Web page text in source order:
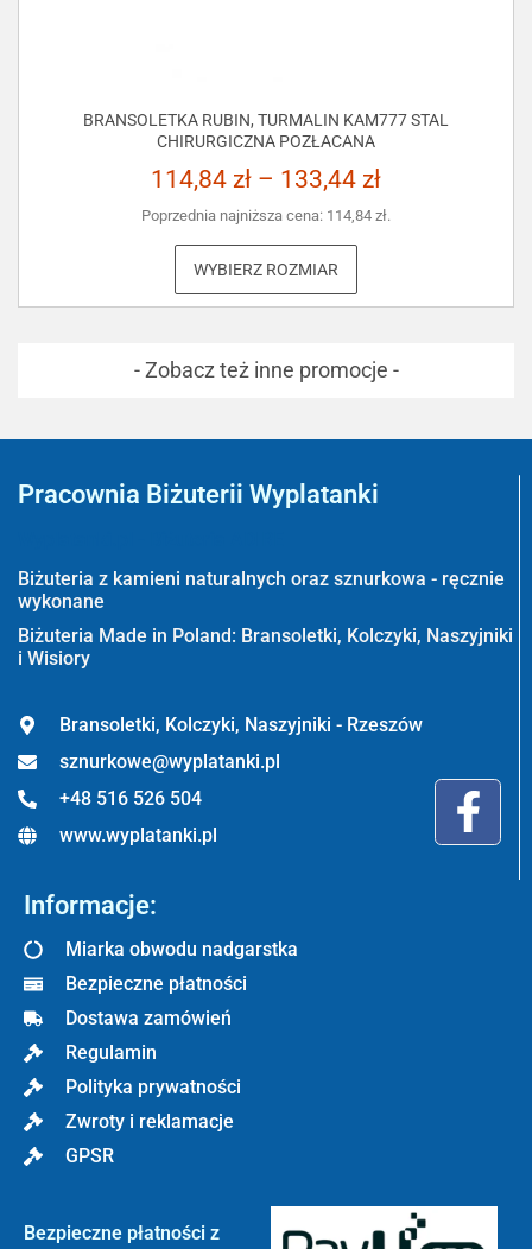
BRANSOLETKA RUBIN, TURMALIN KAM777 STAL
CHIRURGICZNA POZŁACANA
114,84 zł – 133,44 zł
Poprzednia najniższa cena: 114,84 zł.
WYBIERZ ROZMIAR
- Zobacz też inne promocje -
Pracownia Biżuterii Wyplatanki
Biżuteria z kamieni naturalnych oraz sznurkowa - ręcznie
wykonane
Biżuteria Made in Poland: Bransoletki, Kolczyki, Naszyjniki
i Wisiory
Bransoletki, Kolczyki, Naszyjniki - Rzeszów
sznurkowe@wyplatanki.pl
+48 516 526 504
www.wyplatanki.pl
Informacje:
Miarka obwodu nadgarstka
Bezpieczne płatności
Dostawa zamówień
Regulamin
Polityka prywatności
Zwroty i reklamacje
GPSR
Bezpieczne płatności z